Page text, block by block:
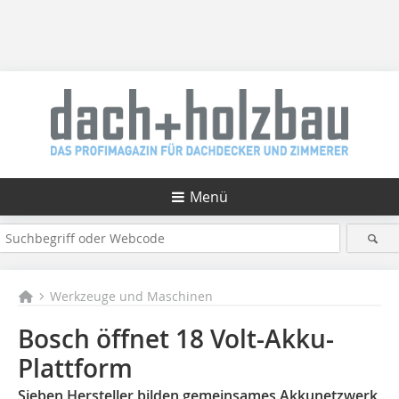
Menü
Werkzeuge und Maschinen
Bosch öffnet 18 Volt-Akku-
Plattform